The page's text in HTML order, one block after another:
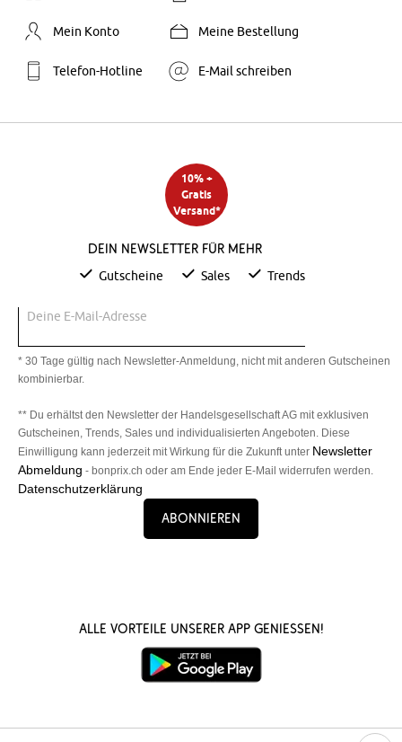
Mein Konto Meine Bestellung
Telefon-Hotline E-Mail schreiben
10% +
Gratis
Versand*
Dein Newsletter für mehr
Gutscheine Sales Trends
Deine E-Mail-Adresse
* 30 Tage gültig nach Newsletter-Anmeldung, nicht mit anderen Gutscheinen
kombinierbar.
** Du erhältst den Newsletter der Handelsgesellschaft AG mit exklusiven
Gutscheinen, Trends, Sales und individualisierten Angeboten. Diese
Einwilligung kann jederzeit mit Wirkung für die Zukunft unter Newsletter
Abmeldung - bonprix.ch oder am Ende jeder E-Mail widerrufen werden.
Datenschutzerklärung
Abonnieren
Alle Vorteile unserer App genießen!